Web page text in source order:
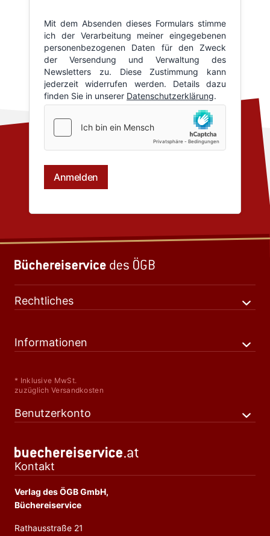
Rechtliches
Informationen
* Inklusive MwSt.
zuzüglich Versandkosten
Benutzerkonto
Kontakt
Verlag des ÖGB GmbH,
Büchereiservice
Rathausstraße 21